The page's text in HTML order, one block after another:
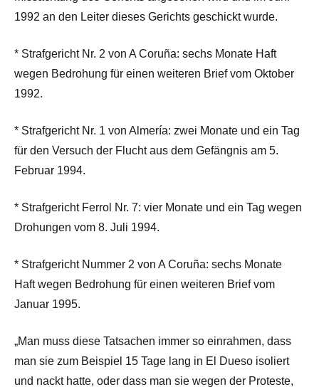
1992 an den Leiter dieses Gerichts geschickt wurde.
* Strafgericht Nr. 2 von A Coruña: sechs Monate Haft
wegen Bedrohung für einen weiteren Brief vom Oktober
1992.
* Strafgericht Nr. 1 von Almería: zwei Monate und ein Tag
für den Versuch der Flucht aus dem Gefängnis am 5.
Februar 1994.
* Strafgericht Ferrol Nr. 7: vier Monate und ein Tag wegen
Drohungen vom 8. Juli 1994.
* Strafgericht Nummer 2 von A Coruña: sechs Monate
Haft wegen Bedrohung für einen weiteren Brief vom
Januar 1995.
„Man muss diese Tatsachen immer so einrahmen, dass
man sie zum Beispiel 15 Tage lang in El Dueso isoliert
und nackt hatte, oder dass man sie wegen der Proteste,